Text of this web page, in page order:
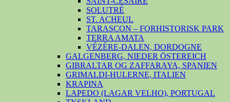
SOLUTRÉ
ST. ACHEUL
TARASCON – FORHISTORISK PARK
TERRA AMATA
VÉZÈRE-DALEN, DORDOGNE
GALGENBERG, NIEDER ÖSTEREICH
GIBRALTAR OG ZAFFARAYA, SPANIEN
GRIMALDI-HULERNE, ITALIEN
KRAPINA
LAPEDO (LAGAR VELHO), PORTUGAL